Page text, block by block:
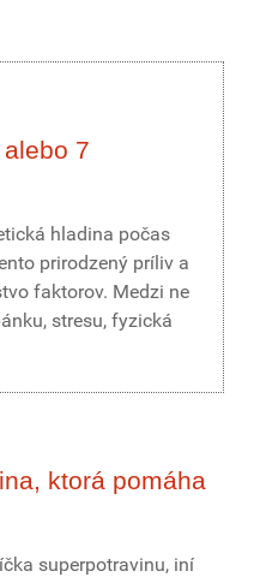
alebo 7
hladina počas
prirodzený príliv a
faktorov. Medzi ne
stresu, fyzická
ktorá pomáha
superpotravinu, iní